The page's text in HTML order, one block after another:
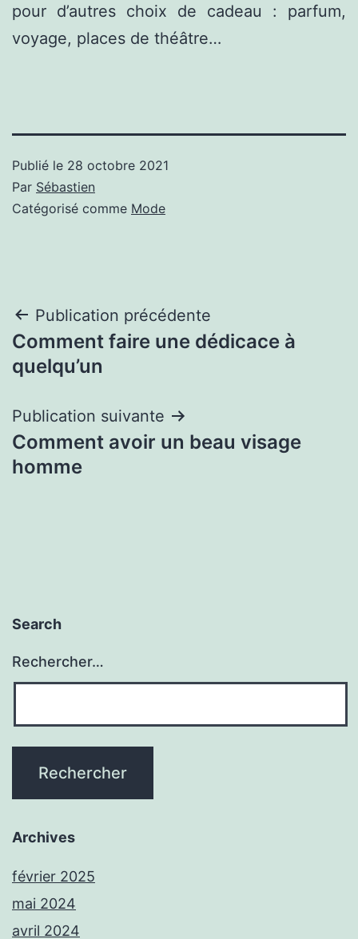
pour d’autres choix de cadeau : parfum,
voyage, places de théâtre…
Publié le 28 octobre 2021
Par Sébastien
Catégorisé comme Mode
Navigation
de
Publication précédente
Comment faire une dédicace à
quelqu’un
Publication suivante
Comment avoir un beau visage
homme
Search
Rechercher…
Archives
février 2025
mai 2024
avril 2024